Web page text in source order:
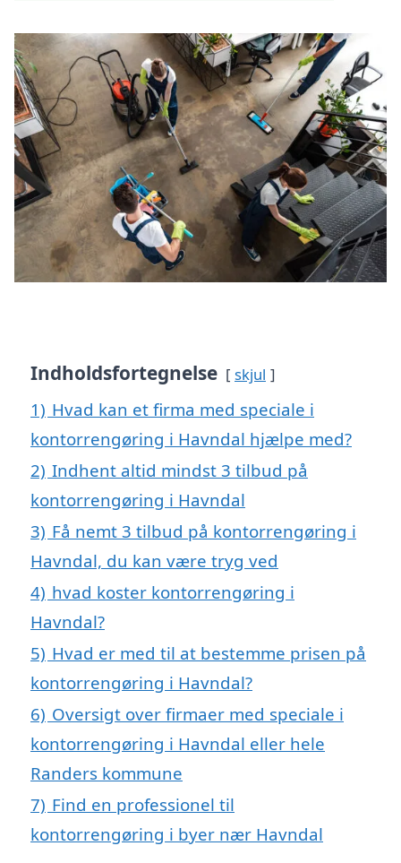
Indholdsfortegnelse skjul
1) Hvad kan et firma med speciale i
kontorrengøring i Havndal hjælpe med?
2) Indhent altid mindst 3 tilbud på
kontorrengøring i Havndal
3) Få nemt 3 tilbud på kontorrengøring i
Havndal, du kan være tryg ved
4) hvad koster kontorrengøring i
Havndal?
5) Hvad er med til at bestemme prisen på
kontorrengøring i Havndal?
6) Oversigt over firmaer med speciale i
kontorrengøring i Havndal eller hele
Randers kommune
7) Find en professionel til
kontorrengøring i byer nær Havndal